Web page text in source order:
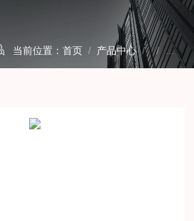
当前位置：首页 / 产品中心/ /热失